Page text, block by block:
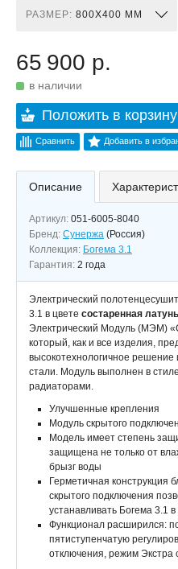
РАЗМЕР: 800X400 ММ
65 900 р.
в наличии
Положить в корзину
Сравнить Добавить в
Описание
Артикул: 051-6005-8040
Бренд: Сунержа (Россия)
Коллекция: Богема 3.1
Гарантия: 2 года
Электрический
3.1 в цвете состаренная латунь
Электрический Модуль (МЭМ)
который, как и все изделия,
высокотехнологичное
стали. Модуль выполнен в
радиаторами.
Улучшенные крепления
Модуль скрытого
Модель имеет степень
защищена не только от
брызг воды
Герметичная конструкция
скрытого подключения
устанавливать Богема 3.1
Функционал расширился:
пятиступенчатую
отключения, режим Экстра